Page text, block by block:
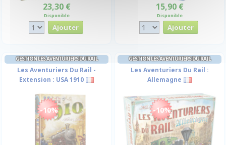
23,30 €
Disponible
15,90 €
Disponible
GESTION LES AVENTURIERS DU RAIL
Les Aventuriers Du Rail -
Extension : USA 1910
-10%
GESTION LES AVENTURIERS DU RAIL
Les Aventuriers Du Rail :
Allemagne
-10%